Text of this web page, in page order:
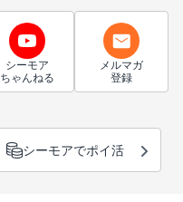
シーモア
ちゃんねる
メルマガ
登録
シーモアでポイ活